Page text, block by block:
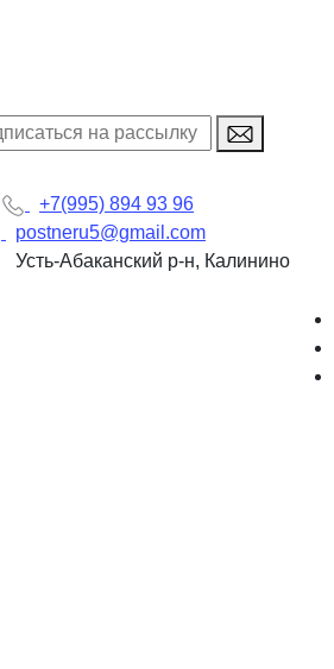
+7(995) 894 93 96
postneru5@gmail.com
Усть-Абаканский р-н, Калинино